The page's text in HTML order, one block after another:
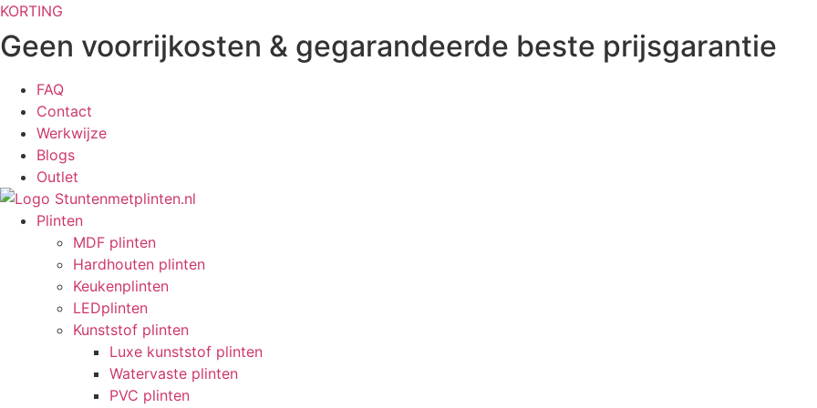
Ga
naar
de
KORTING
Geen voorrijkosten & gegarandeerde beste prijsgarantie
FAQ
Contact
Werkwijze
Blogs
Outlet
Plinten
MDF plinten
Hardhouten plinten
Keukenplinten
LEDplinten
Kunststof plinten
Luxe kunststof plinten
Watervaste plinten
PVC plinten